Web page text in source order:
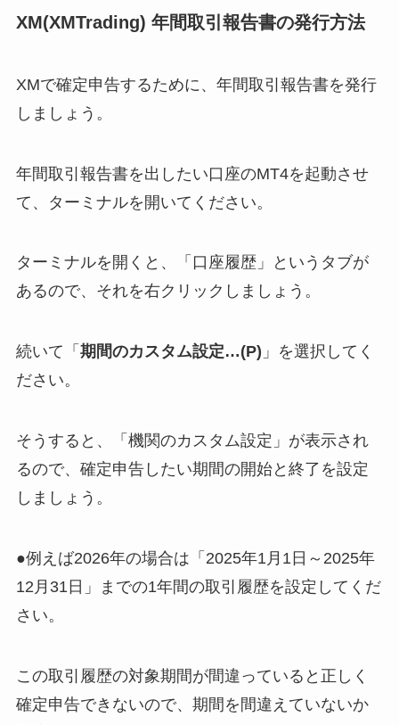
XM(XMTrading) 年間取引報告書の発行方法
XMで確定申告するために、年間取引報告書を発行
しましょう。
年間取引報告書を出したい口座のMT4を起動させ
て、ターミナルを開いてください。
ターミナルを開くと、「口座履歴」というタブが
あるので、それを右クリックしましょう。
続いて「 期間のカスタム設定…(P) 」を選択してく
ださい。
そうすると、「機関のカスタム設定」が表示され
るので、確定申告したい期間の開始と終了を設定
しましょう。
●例えば2026年の場合は「2025年1月1日～2025年
12月31日」までの1年間の取引履歴を設定してくだ
さい。
この取引履歴の対象期間が間違っていると正しく
確定申告できないので、期間を間違えていないか